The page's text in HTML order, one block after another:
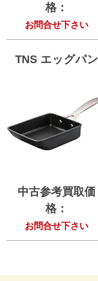
格：
お問合せ下さい
TNS エッグパン
中古参考買取価
格：
お問合せ下さい